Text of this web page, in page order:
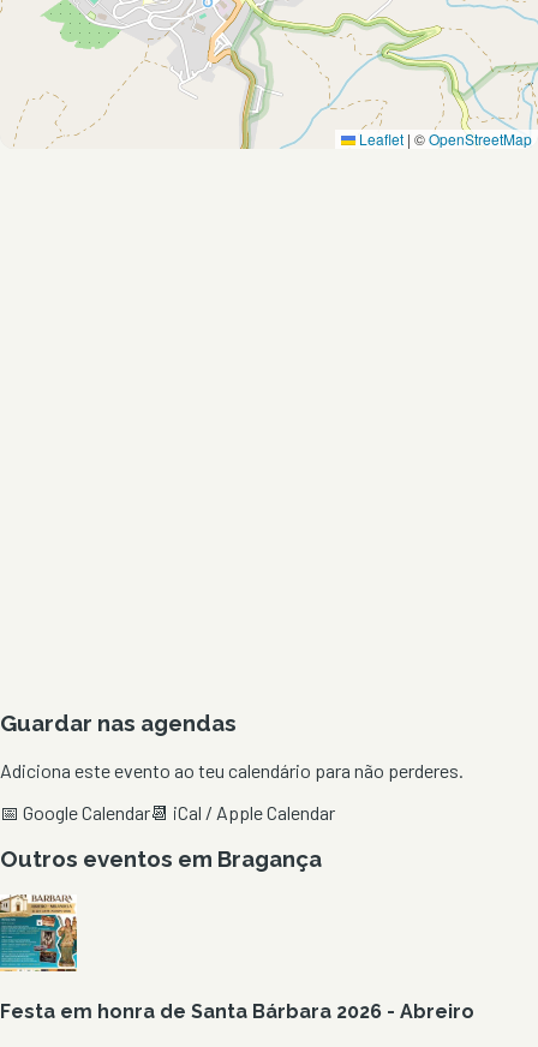
Leaflet | ©OpenStreetMap
Guardar nas agendas
Adiciona este evento ao teu calendário para não perderes.
📅 Google Calendar📆 iCal / Apple Calendar
Outros eventos em Bragança
Festa em honra de Santa Bárbara 2026 - Abreiro